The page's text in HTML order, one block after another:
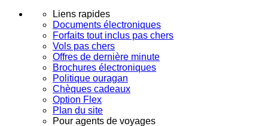
Liens rapides
Documents électroniques
Forfaits tout inclus pas chers
Vols pas chers
Offres de dernière minute
Brochures électroniques
Politique ouragan
Chèques cadeaux
Option Flex
Plan du site
Pour agents de voyages